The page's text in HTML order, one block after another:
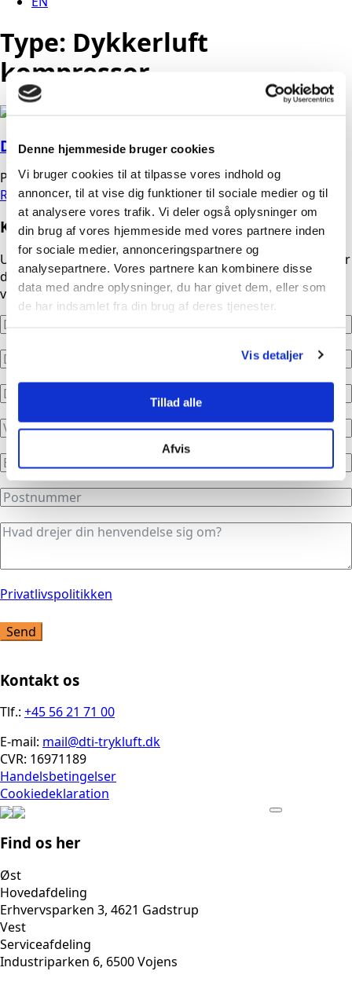
Denne hjemmeside bruger cookies
Vi bruger cookies til at tilpasse vores indhold og
annoncer, til at vise dig funktioner til sociale medier og til
at analysere vores trafik. Vi deler også oplysninger om
din brug af vores hjemmeside med vores partnere inden
for sociale medier, annonceringspartnere og
analysepartnere. Vores partnere kan kombinere disse
data med andre oplysninger, du har givet dem, eller som
de har indsamlet fra din brug af deres tjenester.
Vis detaljer
Tillad alle
Afvis
Type: Dykkerluft
kompressor​
Dykkerluft kompressor​ Lenhardt & Wagner
Peter 04/03/2026Ingen kommentarer
Read more
Kontakt os i dag
Udfyld formularen, og vi kontakter dig hurtigst muligt. Har
du brug for akut hjælp uden for normal arbejdstid, stiller
vores telefoner automatisk om til døgnservice.
Privatlivspolitikken
Send
Kontakt os
Tlf.: +45 56 21 71 00
E-mail: mail@dti-trykluft.dk
CVR: 16971189
Handelsbetingelser
Cookiedeklaration
Find os her
Øst
Hovedafdeling
Erhvervsparken 3, 4621 Gadstrup
Vest
Serviceafdeling
Industriparken 6, 6500 Vojens